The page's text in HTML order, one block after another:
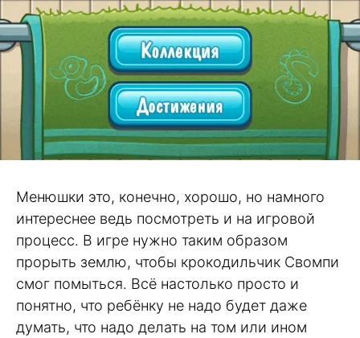
Менюшки это, конечно, хорошо, но намного
интереснее ведь посмотреть и на игровой
процесс. В игре нужно таким образом
прорыть землю, чтобы крокодильчик Свомпи
смог помыться. Всё настолько просто и
понятно, что ребёнку не надо будет даже
думать, что надо делать на том или ином